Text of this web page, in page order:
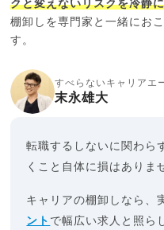
クと変えないリスクを冷静
棚卸しを専門家と一緒にお
す。
すべらないキャリアエ
末永雄大
転職するしないに関わら
くこと自体に損はありま
キャリアの棚卸しなら、
ント で幅広い求人と照ら